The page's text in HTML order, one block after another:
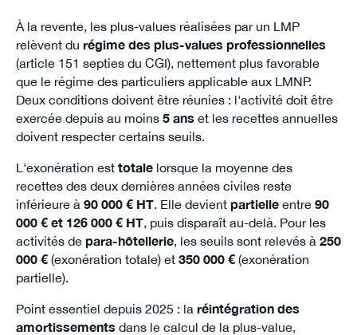
À la revente, les plus-values réalisées par un LMP
relèvent du régime des plus-values professionnelles
(article 151 septies du CGI), nettement plus favorable
que le régime des particuliers applicable aux LMNP.
Deux conditions doivent être réunies : l'activité doit être
exercée depuis au moins 5 ans et les recettes annuelles
doivent respecter certains seuils.
L'exonération est totalelorsque la moyenne des
recettes des deux dernières années civiles reste
inférieure à 90 000 € HT. Elle devient partielleentre 90
000 € et 126 000 € HT, puis disparaît au-delà. Pour les
activités de para-hôtellerie, les seuils sont relevés à 250
000 €(exonération totale) et 350 000 €(exonération
partielle).
Point essentiel depuis 2025 : la réintégration des
amortissements dans le calcul de la plus-value,